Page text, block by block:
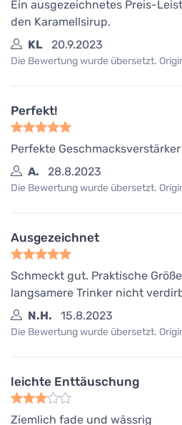
Ein ausgezeichnetes Preis-
den Karamellsirup.
KL
20.9.2023
Die Bewertung wurde übersetzt.
Perfekt!
Perfekte
A.
28.8.2023
Die Bewertung wurde übersetzt.
Ausgezeichnet
Schmeckt gut. Praktische
langsamere Trinker nicht
N.H.
15.8.2023
Die Bewertung wurde übersetzt.
leichte Enttäuschung
Ziemlich fade und wässrig